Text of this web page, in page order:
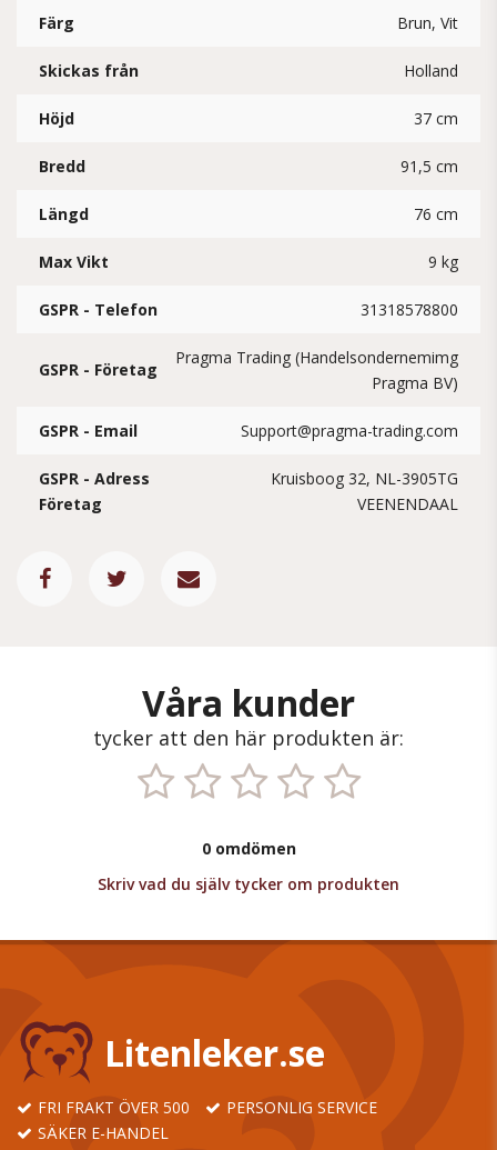
Färg Brun, Vit
Skickas från Holland
Höjd 37 cm
Bredd 91,5 cm
Längd 76 cm
Max Vikt 9 kg
GSPR - Telefon 31318578800
GSPR - Företag
Pragma Trading (Handelsondernemimg
Pragma BV)
GSPR - Email Support@pragma-trading.com
GSPR - Adress
Företag
Kruisboog 32, NL-3905TG
VEENENDAAL
Våra kunder
tycker att den här produkten är:
0 omdömen
Skriv vad du själv tycker om produkten
Litenleker.se
FRI FRAKT ÖVER 500
PERSONLIG SERVICE
SÄKER E-HANDEL